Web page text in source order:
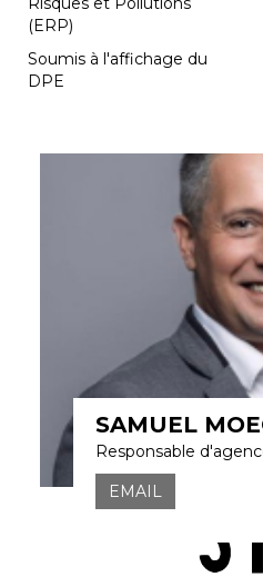
(ERP)
Soumis à l'affichage du
DPE
SAMUEL
Responsable
EMAIL